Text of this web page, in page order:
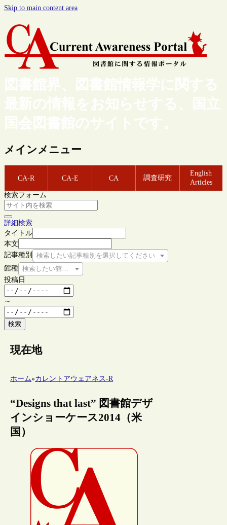
Skip to main content area
図書館界、図書館情報学に関する
最新の情報をお知らせする、国立
国会図書館のサイトです。
メインメニュー
CA-R CA-E CA 調査研究
English
Articles
検索フォーム
詳細検索
タイトル
本文
記事種別
検索したい記事種別を選択してください
館種 検索したい館種を選択してください
投稿日
～
検索
現在地
ホーム»カレントアウェアネス-R
“Designs that last” 図書館デザ
インショーケース2014（米
国）